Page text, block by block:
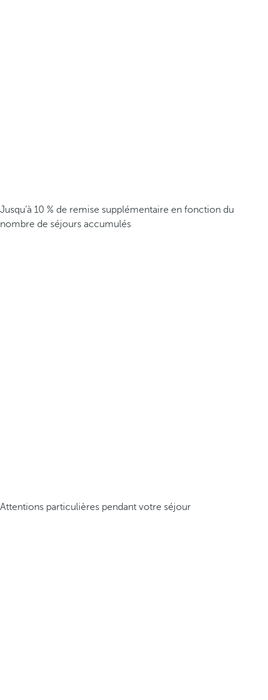
Jusqu’à 10 % de remise supplémentaire en fonction du
nombre de séjours accumulés
Attentions particulières pendant votre séjour